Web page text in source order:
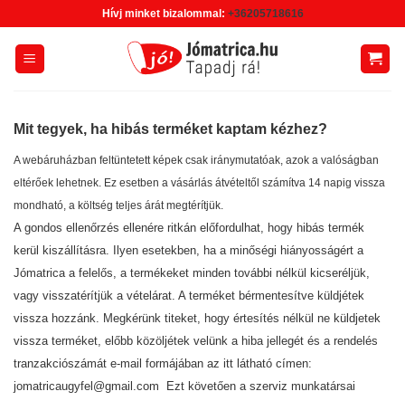
content
Hívj minket bizalommal: +36205718616
Mit tegyek, ha hibás terméket kaptam kézhez?
A webáruházban feltüntetett képek csak iránymutatóak, azok a valóságban
eltérőek lehetnek. Ez esetben a vásárlás átvételtől számítva 14 napig vissza
mondható, a költség teljes árát megtérítjük.
A gondos ellenőrzés ellenére ritkán előfordulhat, hogy hibás termék
kerül kiszállításra. Ilyen esetekben, ha a minőségi hiányosságért a
Jómatrica a felelős, a termékeket minden további nélkül kicseréljük,
vagy visszatérítjük a vételárat. A terméket bérmentesítve küldjétek
vissza hozzánk. Megkérünk titeket, hogy értesítés nélkül ne küldjetek
vissza terméket, előbb közöljétek velünk a hiba jellegét és a rendelés
tranzakciószámát e-mail formájában az itt látható címen:
jomatricaugyfel@gmail.com Ezt követően a szerviz munkatársai